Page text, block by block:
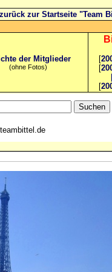
zurück zur Startseite "Team
der Mitglieder
(ohne Fotos)
[
[
[
teambittel.de